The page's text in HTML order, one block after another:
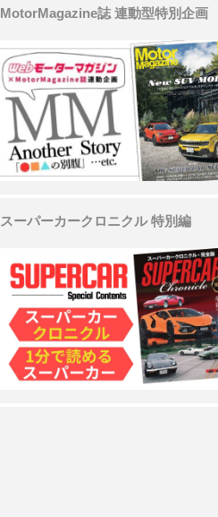
MotorMagazine誌 連動型特別企画
スーパーカークロニクル 特別編